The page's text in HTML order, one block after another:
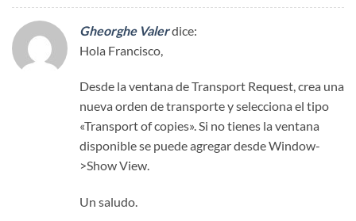
Gheorghe Valerdice:
Hola Francisco,
Desde la ventana de Transport Request, crea una
nueva orden de transporte y selecciona el tipo
«Transport of copies». Si no tienes la ventana
disponible se puede agregar desde Window-
>Show View.
Un saludo.